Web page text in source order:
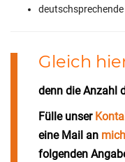
Gleich
denn die Anzahl
Fülle unser
eine Mail an
folgenden